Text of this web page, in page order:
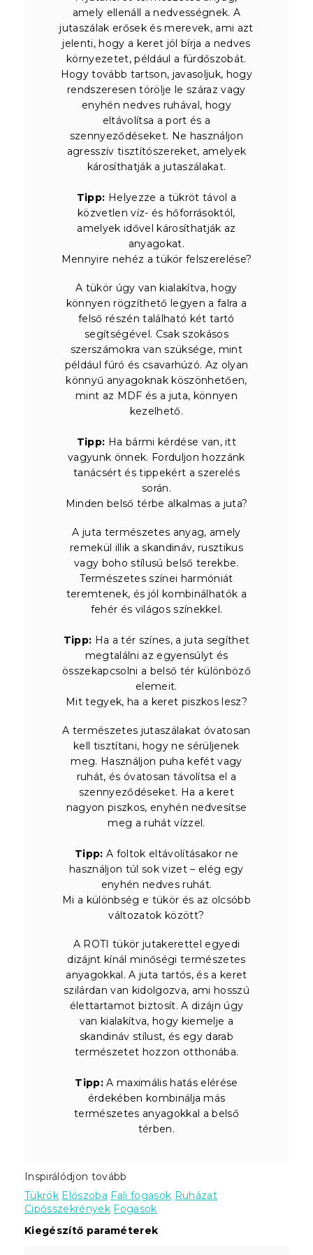
amely ellenáll a nedvességnek. A
jutaszálak erősek és merevek, ami azt
jelenti, hogy a keret jól bírja a nedves
környezetet, például a fürdőszobát.
Hogy tovább tartson, javasoljuk, hogy
rendszeresen törölje le száraz vagy
enyhén nedves ruhával, hogy
eltávolítsa a port és a
szennyeződéseket. Ne használjon
agresszív tisztítószereket, amelyek
károsíthatják a jutaszálakat.
Tipp: Helyezze a tükröt távol a
közvetlen víz- és hőforrásoktól,
amelyek idővel károsíthatják az
anyagokat.
Mennyire nehéz a tükör felszerelése?
A tükör úgy van kialakítva, hogy
könnyen rögzíthető legyen a falra a
felső részén található két tartó
segítségével. Csak szokásos
szerszámokra van szüksége, mint
például fúró és csavarhúzó. Az olyan
könnyű anyagoknak köszönhetően,
mint az MDF és a juta, könnyen
kezelhető.
Tipp: Ha bármi kérdése van, itt
vagyunk önnek. Forduljon hozzánk
tanácsért és tippekért a szerelés
során.
Minden belső térbe alkalmas a juta?
A juta természetes anyag, amely
remekül illik a skandináv, rusztikus
vagy boho stílusú belső terekbe.
Természetes színei harmóniát
teremtenek, és jól kombinálhatók a
fehér és világos színekkel.
Tipp: Ha a tér színes, a juta segíthet
megtalálni az egyensúlyt és
összekapcsolni a belső tér különböző
elemeit.
Mit tegyek, ha a keret piszkos lesz?
A természetes jutaszálakat óvatosan
kell tisztítani, hogy ne sérüljenek
meg. Használjon puha kefét vagy
ruhát, és óvatosan távolítsa el a
szennyeződéseket. Ha a keret
nagyon piszkos, enyhén nedvesítse
meg a ruhát vízzel.
Tipp: A foltok eltávolításakor ne
használjon túl sok vizet – elég egy
enyhén nedves ruhát.
Mi a különbség e tükör és az olcsóbb
változatok között?
A ROTI tükör jutakerettel egyedi
dizájnt kínál minőségi természetes
anyagokkal. A juta tartós, és a keret
szilárdan van kidolgozva, ami hosszú
élettartamot biztosít. A dizájn úgy
van kialakítva, hogy kiemelje a
skandináv stílust, és egy darab
természetet hozzon otthonába.
Tipp: A maximális hatás elérése
érdekében kombinálja más
természetes anyagokkal a belső
térben.
Inspirálódjon tovább
Tükrök Előszoba Fali fogasok Ruházat
Cipősszekrények Fogasok
Kiegészítő paraméterek